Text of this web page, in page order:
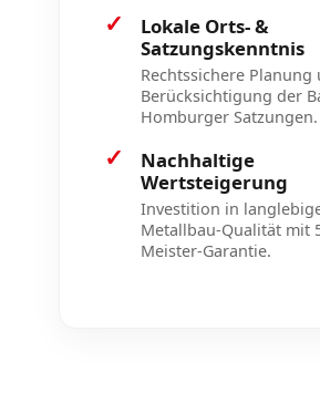
✓
Lokale Orts- &
Satzungskenntnis
Rechtssichere Planung
Berücksichtigung der
Homburger Satzungen.
✓
Nachhaltige
Wertsteigerung
Investition in
Metallbau-Qualität mit
Meister-Garantie.